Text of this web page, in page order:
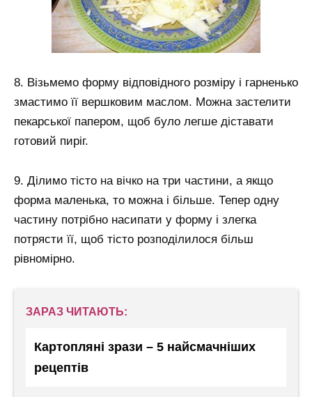
8. Візьмемо форму відповідного розміру і гарненько
змастимо її вершковим маслом. Можна застелити
пекарської папером, щоб було легше діставати
готовий пиріг.
9. Ділимо тісто на вічко на три частини, а якщо
форма маленька, то можна і більше. Тепер одну
частину потрібно насипати у форму і злегка
потрясти її, щоб тісто розподілилося більш
рівномірно.
ЗАРАЗ ЧИТАЮТЬ:
Картопляні зрази – 5 найсмачніших
рецептів